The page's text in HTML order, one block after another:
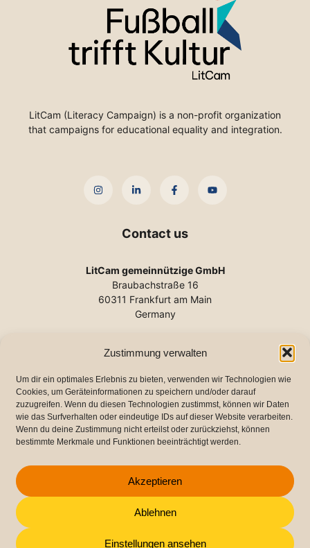
Zustimmung verwalten
Um dir ein optimales Erlebnis zu bieten, verwenden wir Technologien wie
Cookies, um Geräteinformationen zu speichern und/oder darauf
zuzugreifen. Wenn du diesen Technologien zustimmst, können wir Daten
wie das Surfverhalten oder eindeutige IDs auf dieser Website verarbeiten.
Wenn du deine Zustimmung nicht erteilst oder zurückziehst, können
bestimmte Merkmale und Funktionen beeinträchtigt werden.
Akzeptieren
Ablehnen
Einstellungen ansehen
LitCam (Literacy Campaign) is a non-profit organization
that campaigns for educational equality and integration.
Contact us
LitCam gemeinnützige GmbH
Braubachstraße 16
60311 Frankfurt am Main
Germany
E-mail:info@litcam.de
www.litcam.de
Important links
Imprint
Data protection